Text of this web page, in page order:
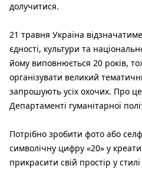
долучитися.
21 травня Україна
єдності, культури та
йому виповнюється 20 років,
організувати великий
запрошують усіх охочих. Про це
Департаменті гуманітарної
Потрібно зробити фото або
символічну цифру «20» у
прикрасити свій простір у